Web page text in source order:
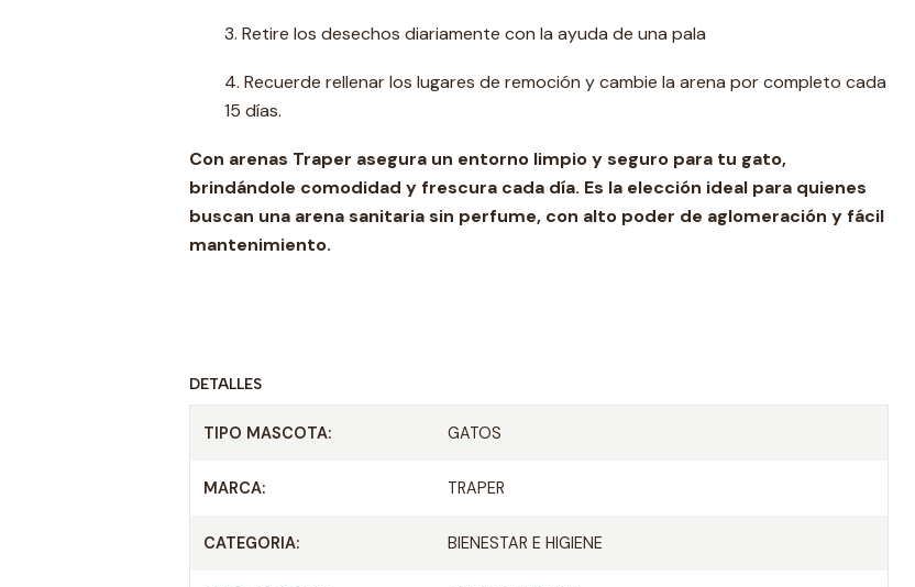
3. Retire los desechos diariamente con la ayuda de una pala
4. Recuerde rellenar los lugares de remoción y cambie la arena por completo cada
15 días.
Con arenas Traper asegura un entorno limpio y seguro para tu gato,
brindándole comodidad y frescura cada día. Es la elección ideal para quienes
buscan una arena sanitaria sin perfume, con alto poder de aglomeración y fácil
mantenimiento.
DETALLES
TIPO MASCOTA: GATOS
MARCA: TRAPER
CATEGORIA: BIENESTAR E HIGIENE